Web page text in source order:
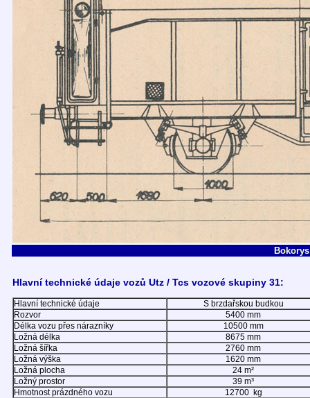
Hlavní technické údaje vozů Utz / Tcs vozové skupiny 31:
Hlavní technické údaje
S brzdařskou budkou
Rozvor
5400 mm
Délka vozu přes nárazníky
10500 mm
Ložná délka
8675 mm
Ložná šířka
2760 mm
Ložná výška
1620 mm
Ložná plocha
24 m²
Ložný prostor
39 m³
Hmotnost prázdného vozu
12700 kg